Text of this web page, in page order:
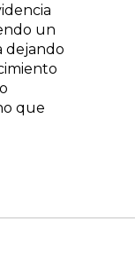
un
dejando
que